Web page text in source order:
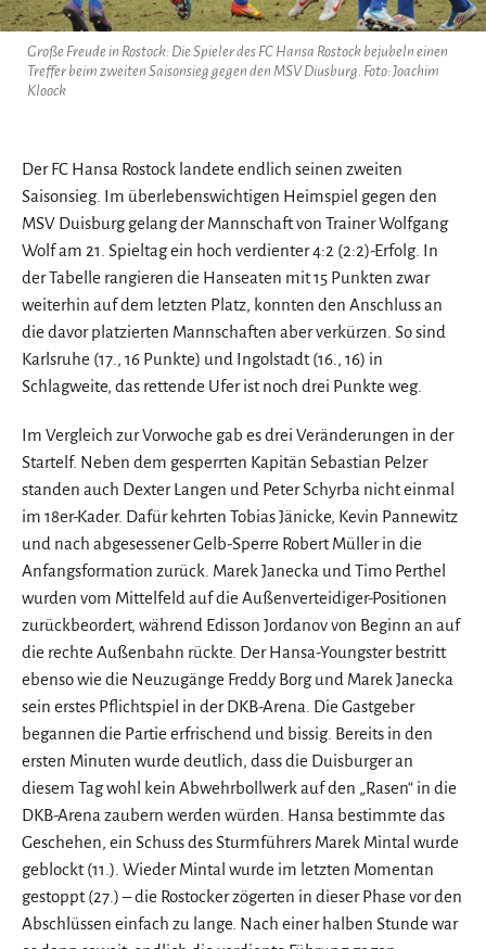
Große Freude in Rostock: Die Spieler des FC Hansa Rostock bejubeln einen
Treffer beim zweiten Saisonsieg gegen den MSV Diusburg. Foto: Joachim
Kloock
Der FC Hansa Rostock landete endlich seinen zweiten
Saisonsieg. Im überlebenswichtigen Heimspiel gegen den
MSV Duisburg gelang der Mannschaft von Trainer Wolfgang
Wolf am 21. Spieltag ein hoch verdienter 4:2 (2:2)-Erfolg. In
der Tabelle rangieren die Hanseaten mit 15 Punkten zwar
weiterhin auf dem letzten Platz, konnten den Anschluss an
die davor platzierten Mannschaften aber verkürzen. So sind
Karlsruhe (17., 16 Punkte) und Ingolstadt (16., 16) in
Schlagweite, das rettende Ufer ist noch drei Punkte weg.
Im Vergleich zur Vorwoche gab es drei Veränderungen in der
Startelf. Neben dem gesperrten Kapitän Sebastian Pelzer
standen auch Dexter Langen und Peter Schyrba nicht einmal
im 18er-Kader. Dafür kehrten Tobias Jänicke, Kevin Pannewitz
und nach abgesessener Gelb-Sperre Robert Müller in die
Anfangsformation zurück. Marek Janecka und Timo Perthel
wurden vom Mittelfeld auf die Außenverteidiger-Positionen
zurückbeordert, während Edisson Jordanov von Beginn an auf
die rechte Außenbahn rückte. Der Hansa-Youngster bestritt
ebenso wie die Neuzugänge Freddy Borg und Marek Janecka
sein erstes Pflichtspiel in der DKB-Arena. Die Gastgeber
begannen die Partie erfrischend und bissig. Bereits in den
ersten Minuten wurde deutlich, dass die Duisburger an
diesem Tag wohl kein Abwehrbollwerk auf den „Rasen“ in die
DKB-Arena zaubern werden würden. Hansa bestimmte das
Geschehen, ein Schuss des Sturmführers Marek Mintal wurde
geblockt (11.). Wieder Mintal wurde im letzten Momentan
gestoppt (27.) – die Rostocker zögerten in dieser Phase vor den
Abschlüssen einfach zu lange. Nach einer halben Stunde war